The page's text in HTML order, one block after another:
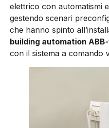
elettrico con automatismi
gestendo scenari
che hanno spinto
building automation
con il sistema a comando